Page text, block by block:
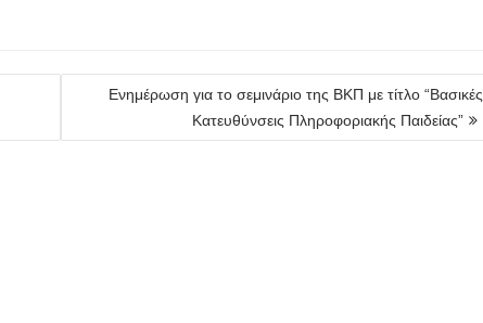
Ενημέρωση για το σεμινάριο της ΒΚΠ με τίτλο “Βασικές
Κατευθύνσεις Πληροφοριακής Παιδείας”